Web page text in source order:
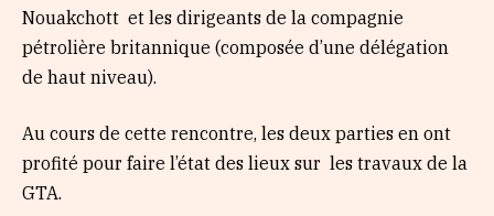
Nouakchott et les dirigeants de la compagnie
pétrolière britannique (composée d’une délégation
de haut niveau).
Au cours de cette rencontre, les deux parties en ont
profité pour faire l’état des lieux sur les travaux de la
GTA.